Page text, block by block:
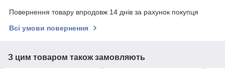
Повернення товару впродовж 14 днів за рахунок покупця
Всі умови повернення
З цим товаром також замовляють